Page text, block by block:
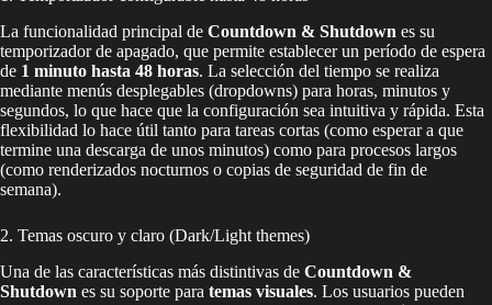
La funcionalidad principal de Countdown & Shutdown es su
temporizador de apagado, que permite establecer un período de espera
de 1 minuto hasta 48 horas. La selección del tiempo se realiza
mediante menús desplegables (dropdowns) para horas, minutos y
segundos, lo que hace que la configuración sea intuitiva y rápida. Esta
flexibilidad lo hace útil tanto para tareas cortas (como esperar a que
termine una descarga de unos minutos) como para procesos largos
(como renderizados nocturnos o copias de seguridad de fin de
semana).
2. Temas oscuro y claro (Dark/Light themes)
Una de las características más distintivas de Countdown &
Shutdown es su soporte para temas visuales. Los usuarios pueden